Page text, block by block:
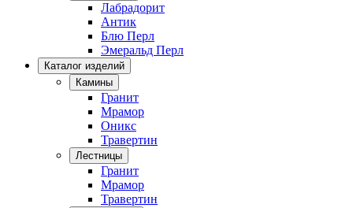
Лабрадорит
Антик
Блю Перл
Эмеральд Перл
Каталог изделий
Камины
Гранит
Мрамор
Оникс
Травертин
Лестницы
Гранит
Мрамор
Травертин